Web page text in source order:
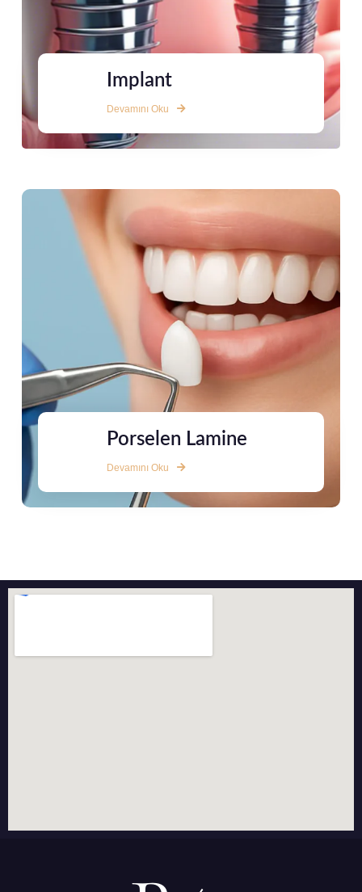
Implant
Devamını Oku
Porselen Lamine
Devamını Oku